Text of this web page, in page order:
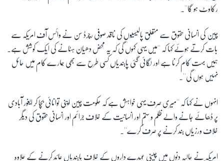
رکاوٹ ہو گا''۔
چین کی انسانی حقوق سے متعلق پالیسیوں کی ناقد صوفی رچرڈ سن نے وائس آف امریکہ سے
بات کرتے ہوئے کہا کہ ''میں یہی کہوں گی کہ یہ محض دھیان ہٹانے کی ایک کوشش ہے۔
ہمیں بہت کام کرنا ہے اور لگائی گئی پابندیاں کسی طرح سے بھی ہمارے کام میں حائل
نہیں ہوں گی''۔
انہوں نے کہا کہ ''میری صرف یہی خواہش ہے کہ حکومت چین اپنی توانائی بچا کر ایغور آبادی
پر ڈھائے جانے والے ظلم و ستم اور انسانیت کے خلاف جرائم اور انسانی حقوق کی دیگر
خلاف ورزیاں بند کرنے پر صرف کرے''۔
امریکہ نے حالیہ دنوں میں چینی عہدے داروں کے خلاف پابندیاں عائد کرنے کے علاوہ